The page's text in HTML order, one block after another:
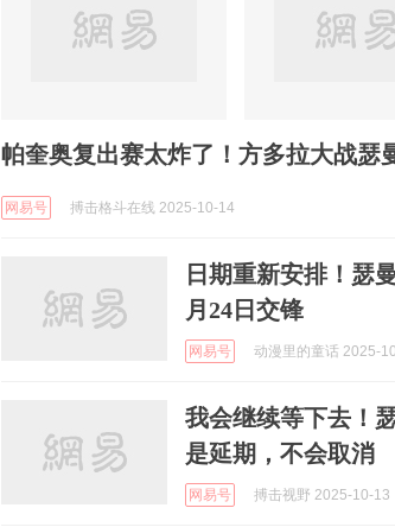
帕奎奥复出赛太炸了！方多拉大战瑟
网易号 搏击格斗在线 2025-10-14
日期重新安排！瑟
月24日交锋
网易号 动漫里的童话 2025-
我会继续等下去！
是延期，不会取消
网易号 搏击视野 2025-10-13